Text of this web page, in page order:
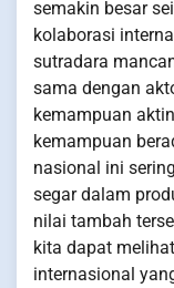
semakin besar
kolaborasi
sutradara
sama dengan
kemampuan
kemampuan
nasional ini
segar dalam
nilai tambah
kita dapat
internasional